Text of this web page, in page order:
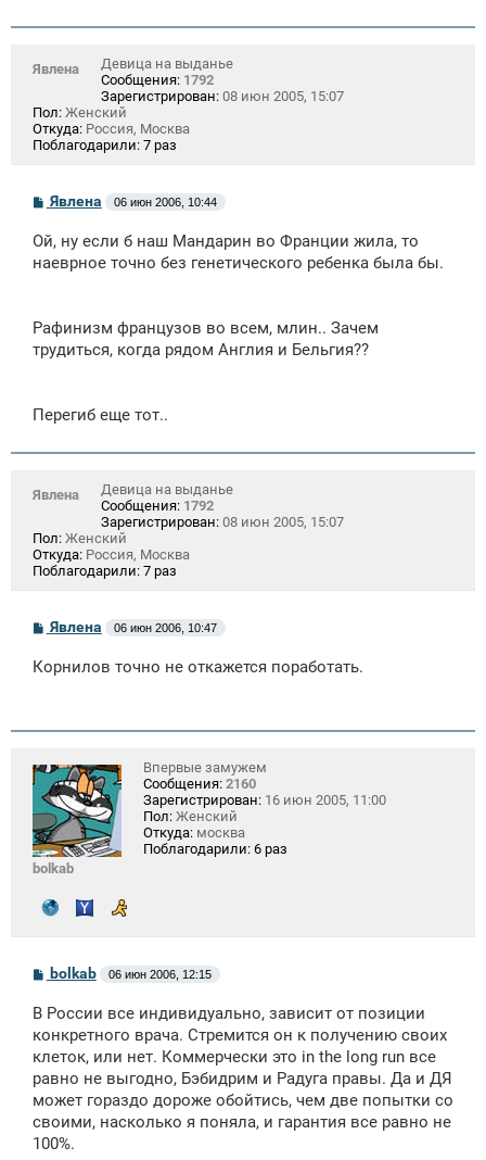
Явлена
Девица на выданье
Сообщения: 1792
Зарегистрирован: 08 июн 2005, 15:07
Пол: Женский
Откуда: Россия, Москва
Поблагодарили: 7 раз
С
о
б
щ
Явлена 06 июн 2006, 10:44
Ой, ну если б наш Мандарин во Франции жила, то
наеврное точно без генетического ребенка была бы.
Рафинизм французов во всем, млин.. Зачем
трудиться, когда рядом Англия и Бельгия??
Перегиб еще тот..
Явлена
Девица на выданье
Сообщения: 1792
Зарегистрирован: 08 июн 2005, 15:07
Пол: Женский
Откуда: Россия, Москва
Поблагодарили: 7 раз
С
о
б
и
Явлена 06 июн 2006, 10:47
Корнилов точно не откажется поработать.
bolkab
Впервые замужем
Сообщения: 2160
Зарегистрирован: 16 июн 2005, 11:00
Пол: Женский
Откуда: москва
Поблагодарили: 6 раз
С
о
б
щ
н
и
bolkab 06 июн 2006, 12:15
В России все индивидуально, зависит от позиции
конкретного врача. Стремится он к получению своих
клеток, или нет. Коммерчески это in the long run все
равно не выгодно, Бэбидрим и Радуга правы. Да и ДЯ
может гораздо дороже обойтись, чем две попытки со
своими, насколько я поняла, и гарантия все равно не
100%.